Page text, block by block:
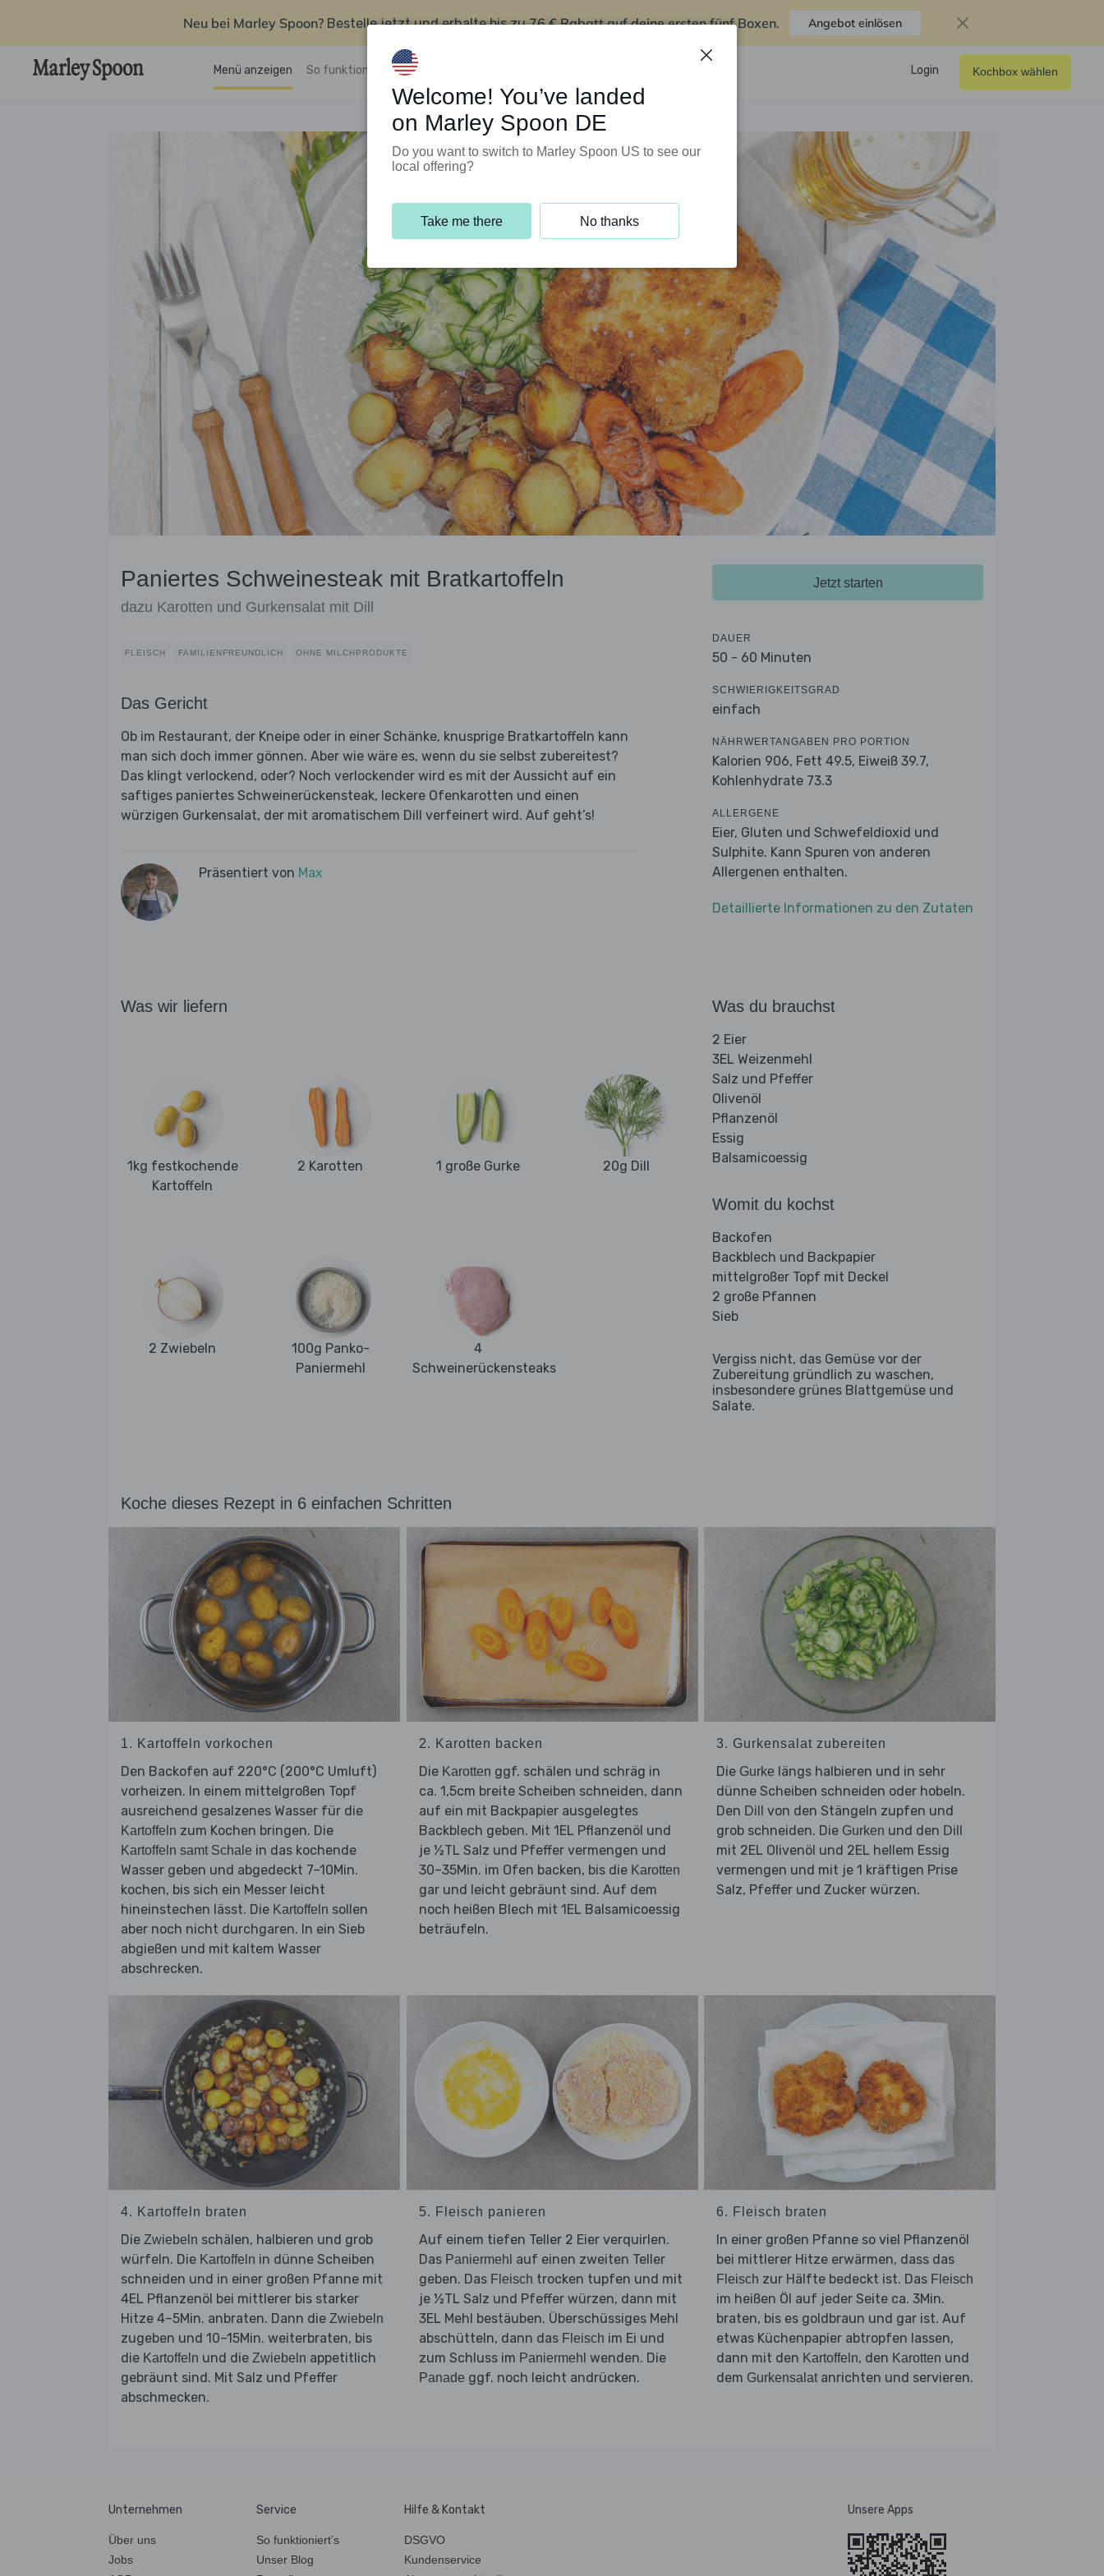
Neu bei Marley Spoon? Bestelle jetzt und erhalte bis zu76 € Rabatt auf deine ersten fünf Boxen. Angebot einlösen
Menü anzeigen So funktioniert’s Kundenservice Login Kochbox wählen
Paniertes Schweinesteak mit Bratkartoffeln
dazu Karotten und Gurkensalat mit Dill
FLEISCH FAMILIENFREUNDLICH OHNE MILCHPRODUKTE
Das Gericht
Ob im Restaurant, der Kneipe oder in einer Schänke, knusprige Bratkartoffeln kann
man sich doch immer gönnen. Aber wie wäre es, wenn du sie selbst zubereitest?
Das klingt verlockend, oder? Noch verlockender wird es mit der Aussicht auf ein
saftiges paniertes Schweinerückensteak, leckere Ofenkarotten und einen
würzigen Gurkensalat, der mit aromatischem Dill verfeinert wird. Auf geht’s!
Präsentiert von Max
Jetzt starten
DAUER
50 - 60 Minuten
SCHWIERIGKEITSGRAD
einfach
NÄHRWERTANGABEN PRO PORTION
Kalorien 906, Fett 49.5, Eiweiß 39.7,
Kohlenhydrate 73.3
ALLERGENE
Eier, Gluten und Schwefeldioxid und
Sulphite. Kann Spuren von anderen
Allergenen enthalten.
Detaillierte Informationen zu den Zutaten
Was wir liefern
1kg festkochende
Kartoffeln
2 Karotten 1 große Gurke 20g Dill
2 Zwiebeln
100g Panko-
Paniermehl
4
Schweinerückensteaks
Was du brauchst
2 Eier
3EL Weizenmehl
Salz und Pfeffer
Olivenöl
Pflanzenöl
Essig
Balsamicoessig
Womit du kochst
Backofen
Backblech und Backpapier
mittelgroßer Topf mit Deckel
2 große Pfannen
Sieb
Vergiss nicht, das Gemüse vor der
Zubereitung gründlich zu waschen,
insbesondere grünes Blattgemüse und
Salate.
Koche dieses Rezept in 6 einfachen Schritten
1. Kartoffeln vorkochen
Den Backofen auf 220°C (200°C Umluft)
vorheizen. In einem mittelgroßen Topf
ausreichend gesalzenes Wasser für die
Kartoffeln zum Kochen bringen. Die
Kartoffeln samt Schale in das kochende
Wasser geben und abgedeckt 7–10Min.
kochen, bis sich ein Messer leicht
hineinstechen lässt. Die Kartoffeln sollen
aber noch nicht durchgaren. In ein Sieb
abgießen und mit kaltem Wasser
abschrecken.
2. Karotten backen
Die Karotten ggf. schälen und schräg in
ca. 1,5cm breite Scheiben schneiden, dann
auf ein mit Backpapier ausgelegtes
Backblech geben. Mit 1EL Pflanzenöl und
je ½TL Salz und Pfeffer vermengen und
30–35Min. im Ofen backen, bis die Karotten
gar und leicht gebräunt sind. Auf dem
noch heißen Blech mit 1EL Balsamicoessig
beträufeln.
3. Gurkensalat zubereiten
Die Gurke längs halbieren und in sehr
dünne Scheiben schneiden oder hobeln.
Den Dill
von den Stängeln zupfen und
grob schneiden. Die Gurken und den Dill
mit 2EL Olivenöl und 2EL hellem Essig
vermengen und mit je 1 kräftigen Prise
Salz, Pfeffer und Zucker würzen.
4. Kartoffeln braten
Die Zwiebeln schälen, halbieren und grob
würfeln. Die Kartoffeln in dünne Scheiben
schneiden und in einer großen Pfanne mit
4EL Pflanzenöl bei mittlerer bis starker
Hitze 4–5Min. anbraten. Dann die Zwiebeln
zugeben und 10–15Min. weiterbraten, bis
die Kartoffeln und die Zwiebeln appetitlich
gebräunt sind. Mit Salz und Pfeffer
abschmecken.
5. Fleisch panieren
Auf einem tiefen Teller 2 Eier verquirlen.
Das Paniermehl auf einen zweiten Teller
geben. Das Fleisch trocken tupfen und mit
je ½TL Salz und Pfeffer würzen, dann mit
3EL Mehl bestäuben. Überschüssiges Mehl
abschütteln, dann das Fleisch im Ei und
zum Schluss im Paniermehl wenden. Die
Panade ggf. noch leicht andrücken.
6. Fleisch braten
In einer großen Pfanne so viel Pflanzenöl
bei mittlerer Hitze erwärmen, dass das
Fleisch zur Hälfte bedeckt ist. Das Fleisch
im heißen Öl auf jeder Seite ca. 3Min.
braten, bis es goldbraun und gar ist. Auf
etwas Küchenpapier abtropfen lassen,
dann mit den Kartoffeln, den Karotten und
dem Gurkensalat anrichten und servieren.
Unternehmen
Über uns
Jobs
Service
So funktioniert’s
Unser Blog
Hilfe & Kontakt
DSGVO
Kundenservice
Unsere Apps
Welcome! You’ve landed
on Marley Spoon DE
Do you want to switch to Marley Spoon US to see our
local offering?
Take me there No thanks